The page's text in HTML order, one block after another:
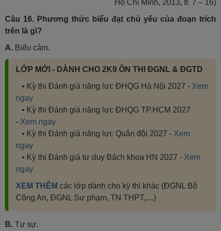
Hồ Chí Minh, 2013, tr. 7 – 16)
Câu 16. Phương thức biểu đạt chủ yếu của đoạn trích
trên là gì?
A. Biểu cảm.
LỚP MỚI - DÀNH CHO 2K9 ÔN THI ĐGNL & ĐGTD
• Kỳ thi Đánh giá năng lực ĐHQG Hà Nội 2027 - Xem
ngay
• Kỳ thi Đánh giá năng lực ĐHQG TP.HCM 2027
- Xem ngay
• Kỳ thi Đánh giá năng lực Quân đội 2027 - Xem
ngay
• Kỳ thi Đánh giá tư duy Bách khoa HN 2027 - Xem
ngay
XEM THÊM các lớp dành cho kỳ thi khác (ĐGNL Bộ
Công An, ĐGNL Sư phạm, TN THPT,....)
B. Tự sự.